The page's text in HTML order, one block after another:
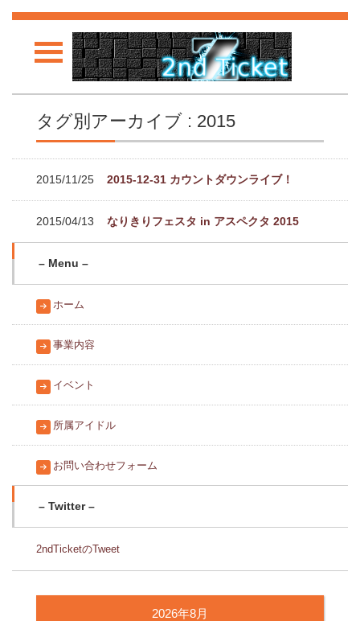
タグ別アーカイブ : 2015
2015/11/25 2015-12-31 カウントダウンライブ！
2015/04/13 なりきりフェスタ in アスペクタ 2015
– Menu –
ホーム
事業内容
イベント
所属アイドル
お問い合わせフォーム
– Twitter –
2ndTicketのTweet
2026年8月